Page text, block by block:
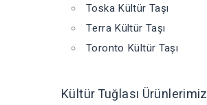
Toska Kültür Taşı
Terra Kültür Taşı
Toronto Kültür Taşı
Kültür Tuğlası Ürünlerimiz